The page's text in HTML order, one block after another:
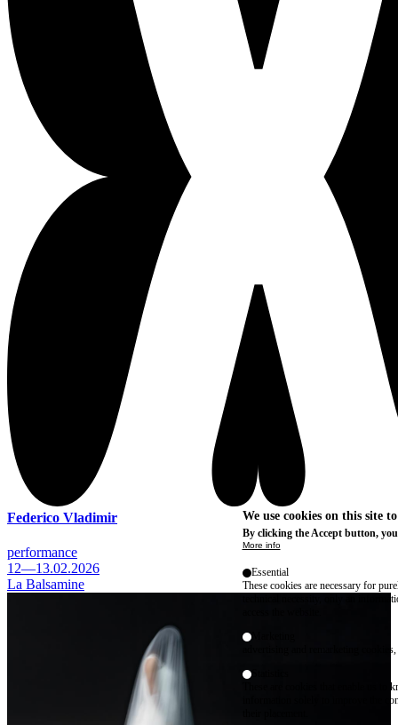
Federico Vladimir
performance
12—13.02.2026
La Balsamine
We use cookies on this site
By clicking the Accept button,
More info
Essential
These cookies are necessary for
technical necessity, only an
Marketing
advertising and remarketing cookies,
Statistics
These are cookies that enable us
information solely to improve the